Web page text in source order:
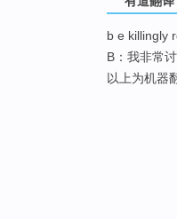
b e killingly
B：我非常
以上为机器